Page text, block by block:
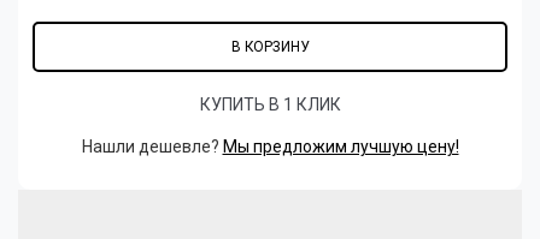
В КОРЗИНУ
КУПИТЬ В 1 КЛИК
Нашли дешевле? Мы предложим лучшую цену!